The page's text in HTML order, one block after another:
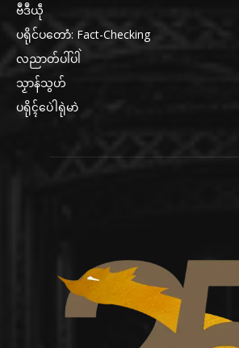
ဗဳဒဳယဵု
ပရိုင်ပတောံ: Fact-Checking
လညာတ်ပါ်ပါဲ
သၟာန်သွဟ်
ပရိုၚ်ပေဲါရုဲမာဲ